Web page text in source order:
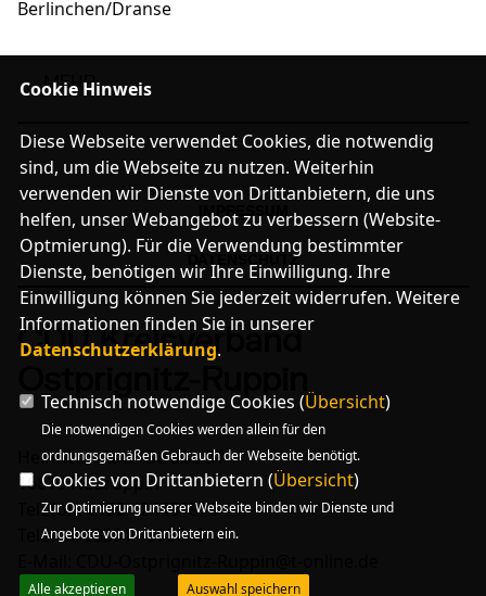
Berlinchen/Dranse
MEHR
IMPRESSUM
DATENSCHUTZ
CDU Kreisverband
Heinrich - Rau - Straße 31
16816 Neuruppin
Telefon: 0152 - 24481876
Telefax: 03391 - 509613
Cookie Hinweis
Diese Webseite verwendet Cookies, die notwendig
sind, um die Webseite zu nutzen. Weiterhin
verwenden wir Dienste von Drittanbietern, die uns
helfen, unser Webangebot zu verbessern (Website-
Optmierung). Für die Verwendung bestimmter
Dienste, benötigen wir Ihre Einwilligung. Ihre
Einwilligung können Sie jederzeit widerrufen. Weitere
Informationen finden Sie in unserer
Datenschutzerklärung.
Technisch notwendige Cookies (Übersicht)
Die notwendigen Cookies werden allein für den
ordnungsgemäßen Gebrauch der Webseite benötigt.
Cookies von Drittanbietern (Übersicht)
Zur Optimierung unserer Webseite binden wir Dienste und
Angebote von Drittanbietern ein.
Alle akzeptieren Auswahl speichern